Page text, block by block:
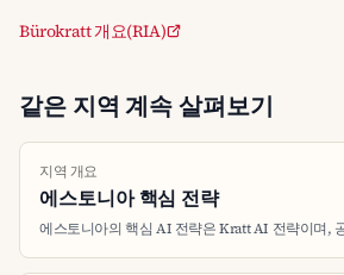
Bürokratt 개요(RIA)
같은 지역 계속 살펴보기
지역 개요
에스토니아 핵심 전략
에스토니아의 핵심 AI 전략은 Kratt AI 전략이며,